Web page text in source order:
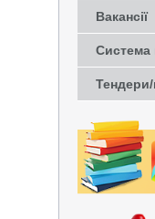
Вакансії
Система